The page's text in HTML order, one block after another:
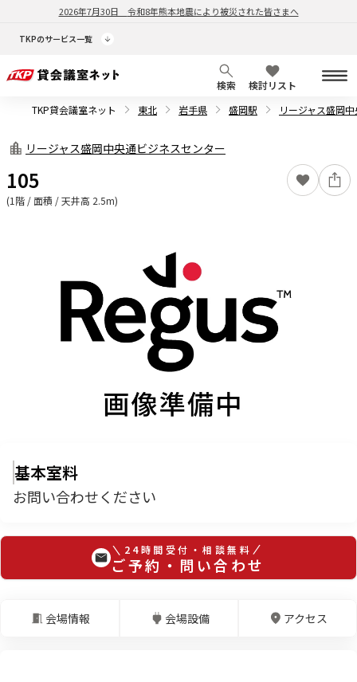
2026年7月30日 令和8年熊本地震により被災された皆さまへ
TKPのサービス一覧
検索
検討リスト
TKP貸会議室ネット
東北 岩手県 盛岡駅 リージャス盛岡
リージャス盛岡中央通ビジネスセンター
105
(1階 / 面積 / 天井高 2.5m)
基本室料
お問い合わせください
24時間受付・相談無料
ご予約・問い合わせ
会場情報 会場設備 アクセス